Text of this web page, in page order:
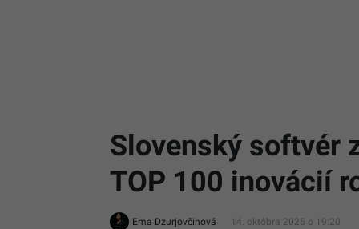
Slovenský softvér
TOP 100 inovácií
Ema Dzurjovčinová 14. októbra 2025 o 19:20